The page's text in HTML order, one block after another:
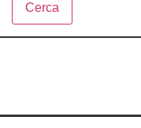
Cerca